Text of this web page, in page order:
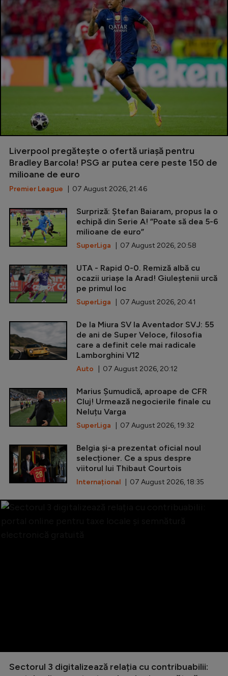
Liverpool pregătește o ofertă uriașă pentru
Bradley Barcola! PSG ar putea cere peste 150 de
milioane de euro
Premier League | 07 August 2026, 21:46
Surpriză: Ștefan Baiaram, propus la o
echipă din Serie A! ”Poate să dea 5-6
milioane de euro”
SuperLiga | 07 August 2026, 20:58
UTA - Rapid 0-0. Remiză albă cu
ocazii uriașe la Arad! Giuleștenii urcă
pe primul loc
SuperLiga | 07 August 2026, 20:41
De la Miura SV la Aventador SVJ: 55
de ani de Super Veloce, filosofia
care a definit cele mai radicale
Lamborghini V12
Auto | 07 August 2026, 20:12
Marius Șumudică, aproape de CFR
Cluj! Urmează negocierile finale cu
Neluțu Varga
SuperLiga | 07 August 2026, 19:32
Belgia și-a prezentat oficial noul
selecționer. Ce a spus despre
viitorul lui Thibaut Courtois
Internațional | 07 August 2026, 18:35
Sectorul 3 digitalizează relația cu contribuabilii: